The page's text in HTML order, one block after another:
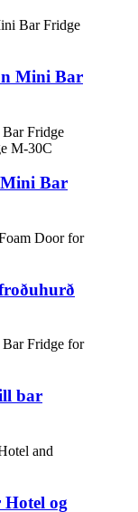
Mini Bar
Bar
bar
og